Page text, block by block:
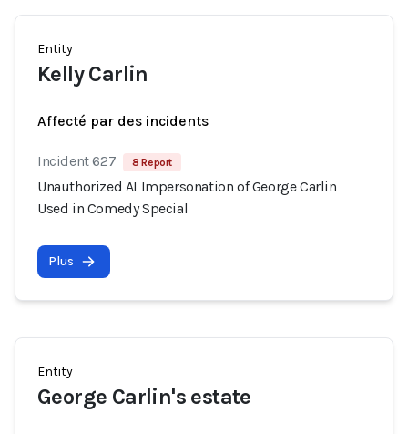
Entity
Kelly Carlin
Affecté par des incidents
Incident 627 8 Report
Unauthorized AI Impersonation of George Carlin
Used in Comedy Special
Plus
Entity
George Carlin's estate